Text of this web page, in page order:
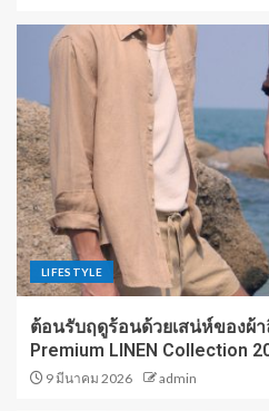
LIFESTYLE
ต้อนรับฤดูร้อนด้วยเสน่ห์ของผ้า
Premium LINEN Collection
9 มีนาคม 2026 admin